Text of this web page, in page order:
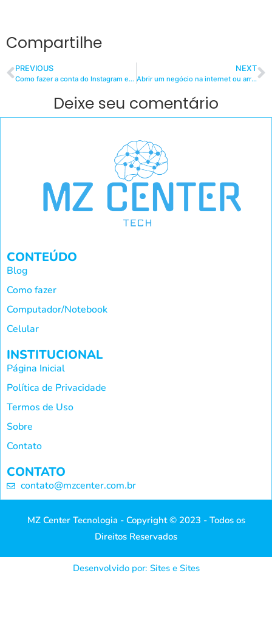
Compartilhe
PREVIOUS
Como fazer a conta do Instagram e ser tornar criador de conteúdo?
NEXT
Abrir um negócio na internet ou arrumar um emprego digital?
Deixe seu comentário
CONTEÚDO
Blog
Como fazer
Computador/Notebook
Celular
INSTITUCIONAL
Página Inicial
Política de Privacidade
Termos de Uso
Sobre
Contato
CONTATO
contato@mzcenter.com.br
MZ Center Tecnologia - Copyright © 2023 - Todos os
Direitos Reservados
Desenvolvido por: Sites e Sites